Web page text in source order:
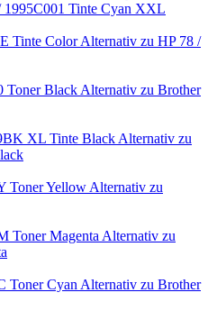
Tinte Cyan XXL
Alternativ zu HP 78 /
Alternativ zu Brother
Alternativ zu
Alternativ zu
Alternativ zu
Alternativ zu Brother